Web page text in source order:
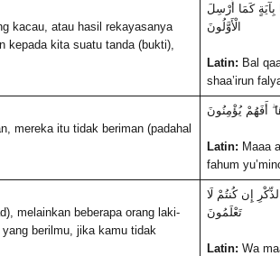
kacau, atau hasil rekayasanya
kepada kita suatu tanda (bukti),
بِآيَةٍ كَمَا أُرْسِلَ
الْأَوَّلُونَ
Latin: Bal
shaa’irun
mereka itu tidak beriman (padahal
أَفَهُمْ يُؤْمِنُونَ
Latin: Maaa
fahum
melainkan beberapa orang laki-
berilmu, jika kamu tidak
إِن كُنتُمْ لَا
تَعْلَمُونَ
Latin: Wa